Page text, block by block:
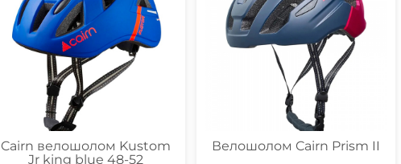
Cairn велошолом Kustom
Jr king blue 48-52
Велошолом Cairn Prism II